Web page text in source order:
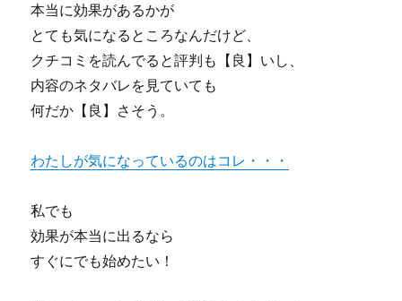
本当に効果があるかが
とても気になるところなんだけど、
クチコミを読んでると評判も【良】いし、
内容のネタバレを見ていても
何だか【良】さそう。
わたしが気になっているのはコレ・・・
私でも
効果が本当に出るなら
すぐにでも始めたい！